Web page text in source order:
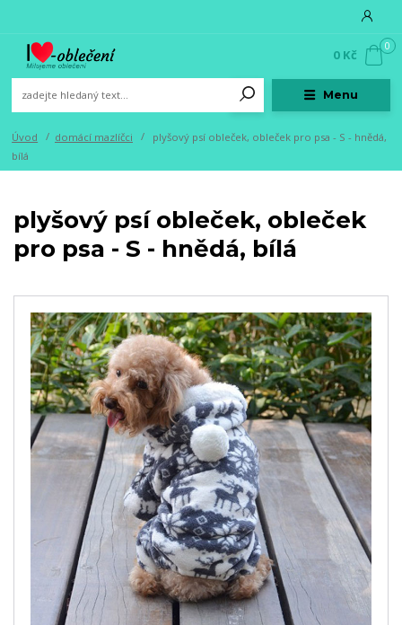
Menu
0
0 Kč
Úvod domácí mazlíčci
plyšový psí obleček, obleček pro psa - S - hnědá,
bílá
plyšový psí obleček, obleček
pro psa - S - hnědá, bílá